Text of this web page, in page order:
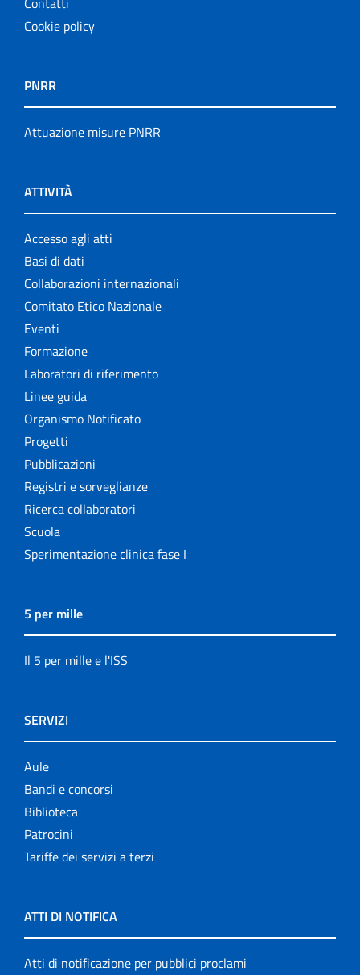
Cookie policy
PNRR
Attuazione misure PNRR
ATTIVITÀ
Accesso agli atti
Basi di dati
Collaborazioni internazionali
Comitato Etico Nazionale
Eventi
Formazione
Laboratori di riferimento
Linee guida
Organismo Notificato
Progetti
Pubblicazioni
Registri e sorveglianze
Ricerca collaboratori
Scuola
Sperimentazione clinica fase I
5 per mille
Il 5 per mille e l'ISS
SERVIZI
Aule
Bandi e concorsi
Biblioteca
Patrocini
Tariffe dei servizi a terzi
ATTI DI NOTIFICA
Atti di notificazione per pubblici proclami